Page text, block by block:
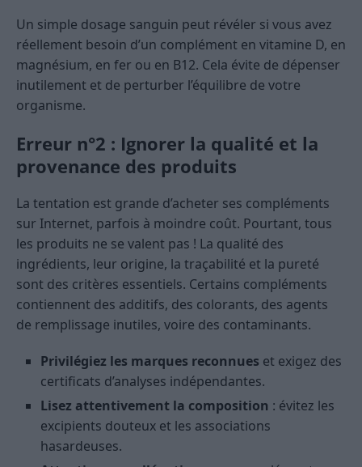
Un simple dosage sanguin peut révéler si vous avez
réellement besoin d’un complément en vitamine D, en
magnésium, en fer ou en B12. Cela évite de dépenser
inutilement et de perturber l’équilibre de votre
organisme.
Erreur n°2 : Ignorer la qualité et la
provenance des produits
La tentation est grande d’acheter ses compléments
sur Internet, parfois à moindre coût. Pourtant, tous
les produits ne se valent pas ! La qualité des
ingrédients, leur origine, la traçabilité et la pureté
sont des critères essentiels. Certains compléments
contiennent des additifs, des colorants, des agents
de remplissage inutiles, voire des contaminants.
Privilégiez les marques reconnues et exigez des
certificats d’analyses indépendantes.
Lisez attentivement la composition : évitez les
excipients douteux et les associations
hasardeuses.